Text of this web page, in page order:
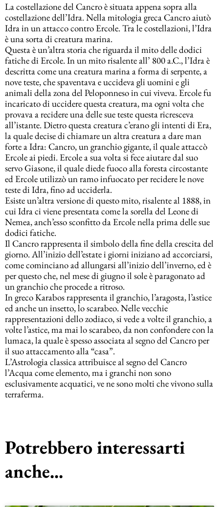
La costellazione del Cancro è situata appena sopra alla
costellazione dell’Idra. Nella mitologia greca Cancro aiutò
Idra in un attacco contro Ercole. Tra le costellazioni, l’Idra
è una sorta di creatura marina.
Questa è un’altra storia che riguarda il mito delle dodici
fatiche di Ercole. In un mito risalente all’ 800 a.C., l’Idra è
descritta come una creatura marina a forma di serpente, a
nove teste, che spaventava e uccideva gli uomini e gli
animali della zona del Peloponneso in cui viveva. Ercole fu
incaricato di uccidere questa creatura, ma ogni volta che
provava a recidere una delle sue teste questa ricresceva
all’istante. Dietro questa creatura c’erano gli intenti di Era,
la quale decise di chiamare un altra creatura a dare man
forte a Idra: Cancro, un granchio gigante, il quale attaccò
Ercole ai piedi. Ercole a sua volta si fece aiutare dal suo
servo Giasone, il quale diede fuoco alla foresta circostante
ed Ercole utilizzò un ramo infuocato per recidere le nove
teste di Idra, fino ad ucciderla.
Esiste un’altra versione di questo mito, risalente al 1888, in
cui Idra ci viene presentata come la sorella del Leone di
Nemea, anch’esso sconfitto da Ercole nella prima delle sue
dodici fatiche.
Il Cancro rappresenta il simbolo della fine della crescita del
giorno. All’inizio dell’estate i giorni iniziano ad accorciarsi,
come cominciano ad allungarsi all’inizio dell’inverno, ed è
per questo che, nel mese di giugno il sole è paragonato ad
un granchio che procede a ritroso.
In greco Karabos rappresenta il granchio, l’aragosta, l’astice
ed anche un insetto, lo scarabeo. Nelle vecchie
rappresentazioni dello zodiaco, si vede a volte il granchio, a
volte l’astice, ma mai lo scarabeo, da non confondere con la
lumaca, la quale è spesso associata al segno del Cancro per
il suo attaccamento alla “casa”.
L’Astrologia classica attribuisce al segno del Cancro
l’Acqua come elemento, ma i granchi non sono
esclusivamente acquatici, ve ne sono molti che vivono sulla
terraferma.
Potrebbero interessarti
anche...